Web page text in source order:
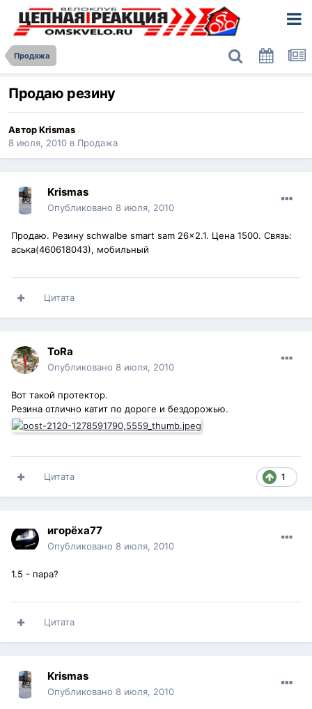
Продажа
Продаю резину
АвторKrismas
8 июля, 2010 в Продажа
Krismas
Опубликовано 8 июля, 2010
Продаю. Резину schwalbe smart sam 26x2.1. Цена 1500. Связь:
аська(460618043), мобильный
Цитата
ToRa
Опубликовано 8 июля, 2010
Вот такой протектор.
Резина отлично катит по дороге и бездорожью.
1
Цитата
игорёха77
Опубликовано 8 июля, 2010
1.5 - пара?
Цитата
Krismas
Опубликовано 8 июля, 2010